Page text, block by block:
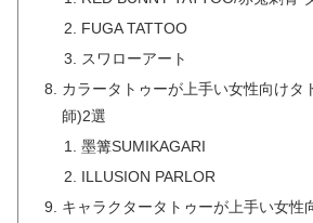
FUGA TATTOO
スワローアート
カラータトゥーが上手い女性向けタ
師)2選
墨篝SUMIKAGARI
ILLUSION PARLOR
キャラクタータトゥーが上手い女性